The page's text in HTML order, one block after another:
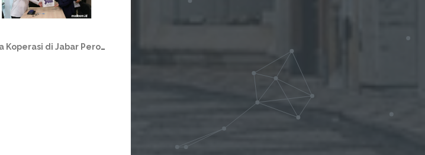
Dua Koperasi di Jabar Peroleh Pembiayaan LPDB di tengah Pandemi